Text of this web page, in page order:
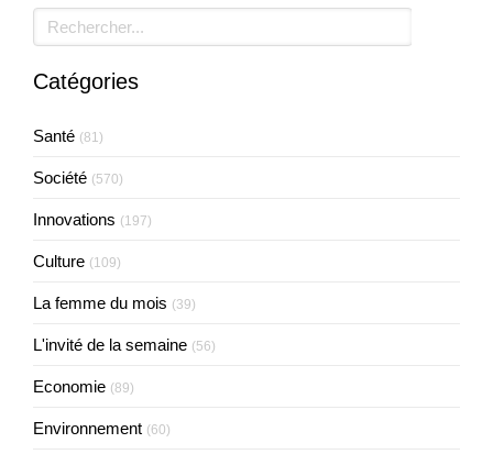
Rechercher
Catégories
Santé (81)
Société (570)
Innovations (197)
Culture (109)
La femme du mois (39)
L'invité de la semaine (56)
Economie (89)
Environnement (60)